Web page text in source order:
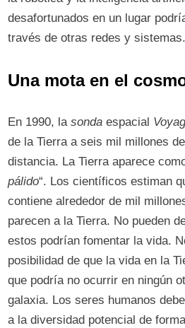
desafortunados en un lugar
través de otras redes y sistemas.
Una mota en el
En 1990, lasonda espacial
de la Tierra a seis mil millones
distancia. La Tierra aparece
pálido“. Los científicos estiman
contiene alrededor de mil
parecen a la Tierra. No pueden
estos podrían fomentar la vida.
posibilidad de que la vida en la
que podría no ocurrir en ningún
galaxia. Los seres humanos
a la diversidad potencial de